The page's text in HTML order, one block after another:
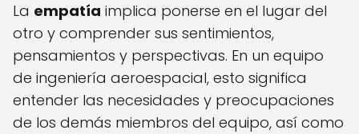
La empatía implica ponerse en el lugar del
otro y comprender sus sentimientos,
pensamientos y perspectivas. En un equipo
de ingeniería aeroespacial, esto significa
entender las necesidades y preocupaciones
de los demás miembros del equipo, así como